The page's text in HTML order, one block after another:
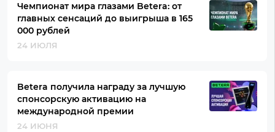
Чемпионат мира глазами Betera: от
главных сенсаций до выигрыша в 165
000 рублей
24 ИЮЛЯ
Betera получила награду за лучшую
спонсорскую активацию на
международной премии
24 ИЮНЯ